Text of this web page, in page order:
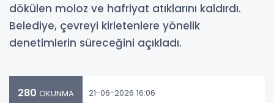
dökülen moloz ve hafriyat atıklarını kaldırdı.
Belediye, çevreyi kirletenlere yönelik
denetimlerin süreceğini açıkladı.
280 OKUNMA 21-06-2026 16:06